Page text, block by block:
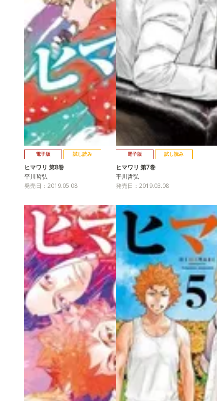
電子版 試し読み
ヒマワリ 第8巻
平川哲弘
発売日：2019.05.08
電子版 試し読み
ヒマワリ 第7巻
平川哲弘
発売日：2019.03.08